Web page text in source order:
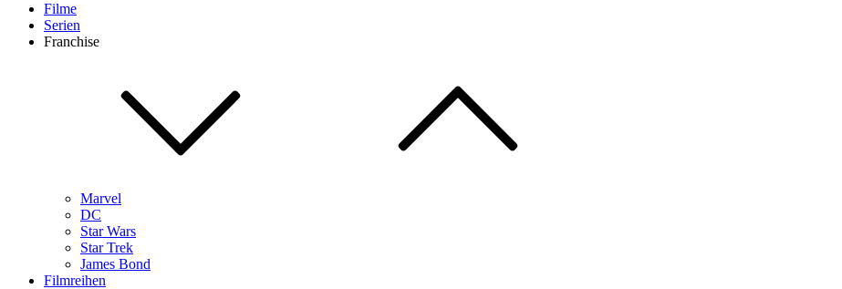
Filme
Serien
Franchise
Marvel
DC
Star Wars
Star Trek
James Bond
Filmreihen